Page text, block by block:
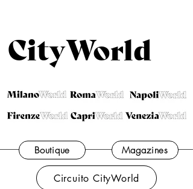
CityWorld
Magazines
Boutique
Circuito CityWorld